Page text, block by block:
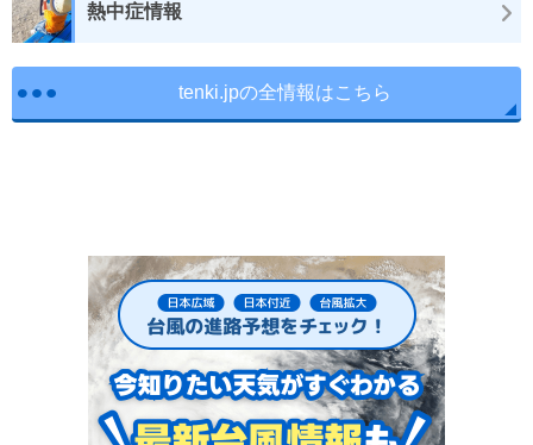
熱中症情報
tenki.jpの全情報はこちら